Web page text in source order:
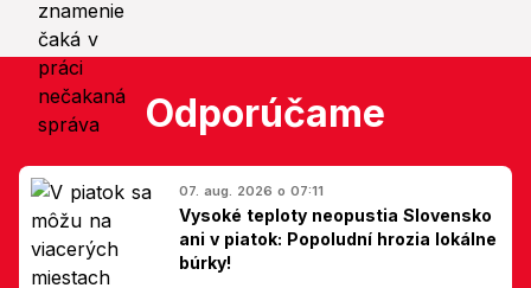
Odporúčame
07. aug. 2026 o 07:11
Vysoké teploty neopustia Slovensko
ani v piatok: Popoludní hrozia lokálne
búrky!